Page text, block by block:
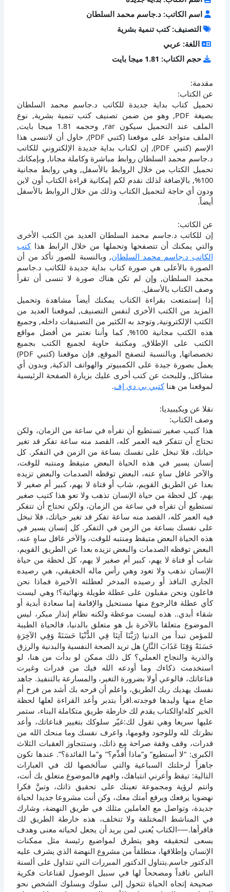
اسم الكاتب: د.جاسم محمد السلطان
التصنيف: كتب تنمية بشرية
اللغة: عربي
حجم الكتاب: 1.81 ميجا بايت
مقدمة:
عن الكتاب:
تحميل كتاب بداية جديدة للكاتب د.جاسم محمد السلطان
بصيغة PDF, وهو من ضمن تصنيف كتب تنمية بشرية, نوع
الملف عند التحميل سيكون rar, وحجمه 1.81 ميجا بايت,
الملف متواجد على موقعنا (كتبي PDF), حاول أن لاتنسى هذا
الإسم (كتبي PDF), إن لكتاب بداية جديدة الإلكتروني للكاتب
د.جاسم محمد السلطان روابط مباشرة وكاملة مجانا, وبإمكانك
تحميل الكتاب من خلال الروابط بالأسفل, وهي روابط مجانية
100%, بالإضافة لذلك نقدم لكم إمكانية قراءة الكتاب أون لاين
ودون أي حاجة لتحميل الكتاب وذلك من خلال الروابط بالأسفل
أيضاً.
عن الكاتب:
إن للكاتب د.جاسم محمد السلطان العديد من الكتب الأخرى
والتي يمكنك أن تتصفحها وتحملها من خلال الرابط هذاكتب
الكاتب د.جاسم محمد السلطان, وبالنسبة للصور تأكد من أن
الصورة بالأعلى هي صورة كتاب بداية جديدة للكاتب د.جاسم
محمد السلطان, وإن لم تكن هناك صورة لا تنسى أن تقرأ
وصف الكتاب بالأسفل.
إذا إستمتعت بقراءة الكتاب يمكنك أيضاً مشاهدة وتحميل
المزيد من الكتب الأخرى لنفس التصنيف, لموقعنا العديد من
الكتب الإلكترونية, وتوجد به الكثير من التصنيفات داخله, وجميع
هذه الكتب مجانية 100%, كما وأننا نعتبر من أفضل مواقع
الكتب على الإطلاق, ومكتبة حاوية لجميع الكتب بجميع
تخصصاتها, وبالنسبة لتصفح الموقع, فإن موقعنا (كتبي PDF)
يعمل بصورة جيدة على الكمبيوتر والهواتف الذكية, وبدون أي
مشاكل, وللبحث عن كتب أخرى عليك بزيارة الصفحة الرئيسية
لموقعنا من هناكتبي بي دي إف.
نقلا عن ويكيبيديا:
وصف الكتاب:
هذا كتيب صغير تستطيع أن تقرأه في ساعة من الزمان، ولكن
تحتاج أن تتفكر فيه العمر كله، القصد منه ساعة تفكر قد تغير
حياتك، فلا تبخل على نفسك بساعة من الزمن في التفكر. كل
إنسان يسير في هذه الحياة البعض متيقظ ومنتبه للوقت،
والآخر غافل ساهٍ عنه، البعض توقظه الصدمات والبعض تزيده
بعدا عن الطريق القويم، شاب أو فتاة لا يهم، كبير أم صغير لا
يهم، كل لحظة من حياة الإنسان تذهب ولا تعو هذا كتيب صغير
تستطيع أن تقرأه في ساعة من الزمان، ولكن تحتاج أن تتفكر
فيه العمر كله، القصد منه ساعة تفكر قد تغير حياتك، فلا تبخل
على نفسك بساعة من الزمن في التفكر. كل إنسان يسير في
هذه الحياة البعض متيقظ ومنتبه للوقت، والآخر غافل ساهٍ عنه،
البعض توقظه الصدمات والبعض تزيده بعدا عن الطريق القويم،
شاب أو فتاة لا يهم، كبير أم صغير لا يهم، كل لحظة من حياة
الإنسان تذهب ولا تعود وهي رأس ماله الحقيقي، هي رصيده
الجاري النافذ أو رصيده المدخر لعطلته الأخيرة فماذا نحن
فاعلون ونحن مقبلون على عطلة طويلة ونهائية؟! وهي ليست
كأي عطلة فالرجوع منها مستحيل والإقامة إما سعادة أبدية أو
شقاء أبدي.. هذه ليست موعظة ولكنه نظام إنذار مبكر، ليس
الموضوع متعلقا بالآخرة بل هو متعلق بالدنيا، فالحياة الطيبة
للمؤمن تبدأ من الدنيا (رَبَّنَا آتِنَا فِي الدُّنْيَا حَسَنَةً وَفِي الآخِرَةِ
حَسَنَةً وَقِنَا عَذَابَ النَّارِ) هل تريد الصحة النفسية والبدنية والرزق
والذرية والنجاح العملي؟ كل ذلك ممكن لو بدأت من هنا، لو
استخدمت ذكاءك وما أودعه الله فيك من قدرات وغيرت
قناعاتك، فالوعي أولا بضرورة التغير، والمسارعة بالتنفيذ. جاهد
نفسك يهديك ربك الطريق، واعلم أن فرحه بك أشد من فرح أم
ضاع منها وليدها فوجدته.اقرأ بتدبر وأعد القراءة لعلها لحظة
الخير كله!والكتاب يقدم لك خارطة طريق متكاملة البناء، ستمر
عليها سريعا وهي تقول لك:غيّر سلوكك بتغيير قناعاتك، وأعد
نظرتك لله وللوجود وقومها، واعرف نفسك وما منحك الله من
قدرات، وقف وقفة صراحة مع ذاتك، وستتجاوز العقبات الثلاث
الكبرى: “لا أستطيع” و”ماذا أُقدِّم؟” و”ما الفائدة؟”. عندها تكون
جاهزاً لرحلتك السباعية والتي سألخصها لك في العبارات
التالية: تيقظ وأعرني انتباهك، وافهم فالموضوع متعلق بك أنت،
وانتم لرؤية ومجموعة تعينك على تحقيق ذاتك، وتبنَّ فكرا
نهضويا يرفعك ويرفع أمتك معك، وكن أنت مشروعا جديدا لحياة
جديدة، وتواصل مع العاملين مثلك في طريق النهضة، وشارك
في المناشط المختلفة ولا تتخلف، هذه خارطة الطريق لك
فاقرأها.—–الكتاب يُعنى لمن يريد أن يجعل لحياته معنى وهدف
يسعى لتحقيقه وهو يتطرق لمواضيع رئيسة مثل ممكنات
الإنسان وإطلاقها، منطلقاً من مشروع النهضة الذي يشرف عليه
الدكتور جاسم.يتناول الدكتور المبررات التي تتداول على ألسنة
الناس ناقداً ومصححاً لها في سبيل الوصول لقناعات فكرية
صحيحة إتجاه الحياة تتحول إلى سلوك وبسلوك الشخص نحو